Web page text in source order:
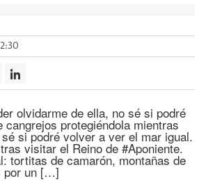
olvidarme de ella, no sé si podré
cangrejos protegiéndola mientras
si podré volver a ver el mar igual.
visitar el Reino de #Aponiente.
tortitas de camarón, montañas de
por un […]